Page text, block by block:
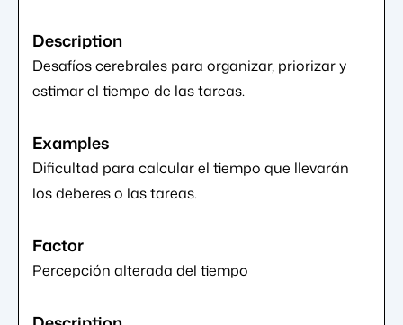
Desafíos cerebrales para organizar, priorizar y
estimar el tiempo de las tareas.
Dificultad para calcular el tiempo que llevarán
los deberes o las tareas.
Percepción alterada del tiempo